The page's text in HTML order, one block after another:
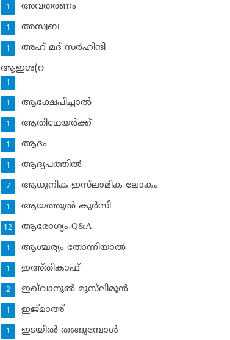
അവതരണം
1
അസ്വബ
1
അഹ് മദ് സര്‍ഹിന്ദി
1
ആഇശ(റ
1
ആക്ഷേപിച്ചാല്‍
1
ആതിഥേയര്‍ക്ക്
1
ആദം
1
ആദ്യപത്തില്‍
1
ആധുനിക ഇസ്‌ലാമിക ലോകം
7
ആയത്തുല്‍ കുര്‍സി
1
ആരോഗ്യം-Q&A
12
ആശ്ചര്യം തോന്നിയാല്‍
1
ഇഅ്തികാഫ്‌
1
ഇഖ്‌വാനുല്‍ മുസ്‌ലിമൂന്‍
2
ഇജ്മാഅ്
1
ഇടയില്‍ തങ്ങുമ്പോള്‍
1